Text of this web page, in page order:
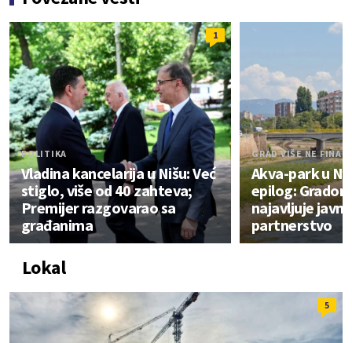
1
POLITIKA
Vladina kancelarija u Nišu: Već
stiglo, više od 40 zahteva;
Premijer razgovarao sa
građanima
GRAD VIŠE NE
Akva-park u
epilog:
najavljuje
partnerstvo
Lokal
5